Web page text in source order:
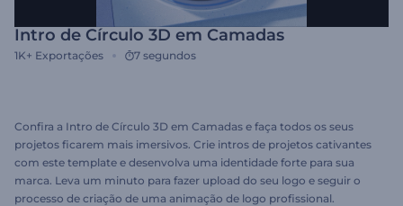
Intro de Círculo 3D em Camadas
1K+ Exportações 7 segundos
Confira a Intro de Círculo 3D em Camadas e faça todos os seus
projetos ficarem mais imersivos. Crie intros de projetos cativantes
com este template e desenvolva uma identidade forte para sua
marca. Leva um minuto para fazer upload do seu logo e seguir o
processo de criação de uma animação de logo profissional.